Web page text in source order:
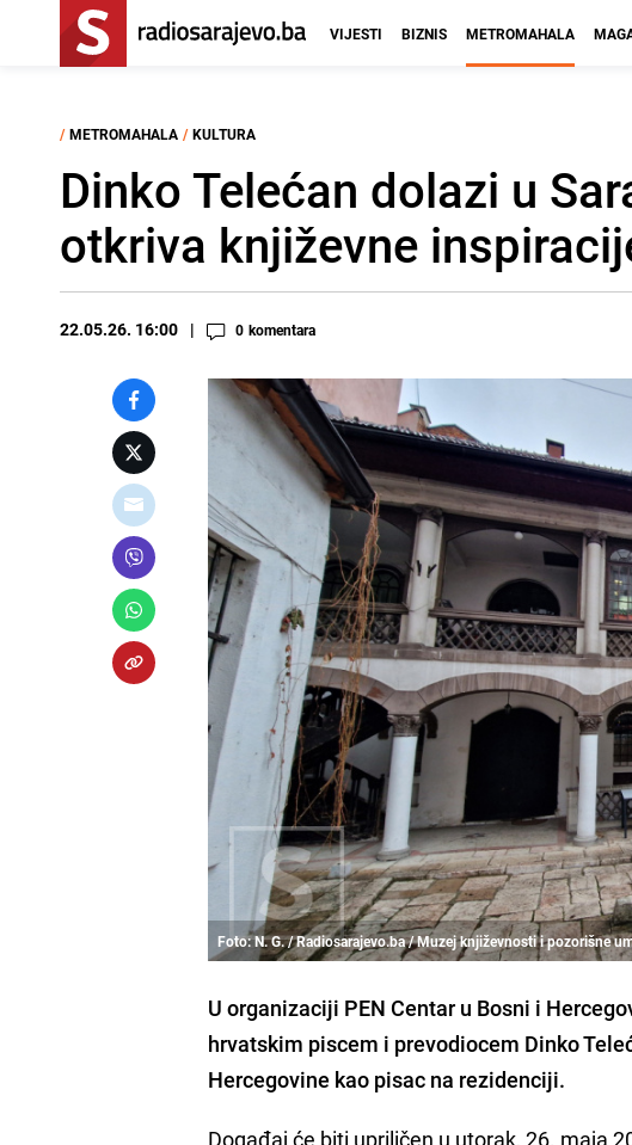
VIJESTI BIZNIS METROMAHALA
/ METROMAHALA / KULTURA
Dinko Telećan dolazi u
otkriva književne
22.05.26. 16:00 0 komentara
Foto: N. G. / Radiosarajevo.ba / Muzej književnosti i pozorišne
U organizaciji PEN Centar u Bosni i
hrvatskim piscem i prevodiocem Dinko
Hercegovine kao pisac na rezidenciji.
Događaj će biti upriličen u utorak, 26. maja